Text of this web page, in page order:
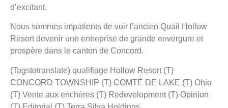
d’excitant.
Nous sommes impatients de voir l’ancien Quail Hollow
Resort devenir une entreprise de grande envergure et
prospère dans le canton de Concord.
(Tagstotranslate) qualifiage Hollow Resort (T)
CONCORD TOWNSHIP (T) COMTÉ DE LAKE (T) Ohio
(T) Vente aux enchères (T) Redevelopment (T) Opinion